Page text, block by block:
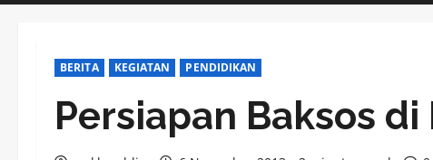
BERITA KEGIATAN PENDIDIKAN
Persiapan Baksos